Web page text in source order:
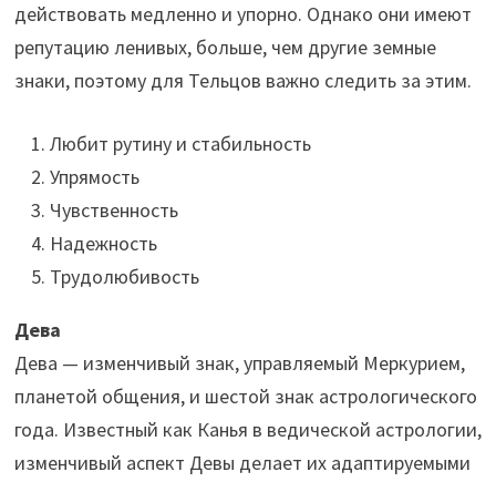
действовать медленно и упорно. Однако они имеют
репутацию ленивых, больше, чем другие земные
знаки, поэтому для Тельцов важно следить за этим.
Любит рутину и стабильность
Упрямость
Чувственность
Надежность
Трудолюбивость
Дева
Дева — изменчивый знак, управляемый Меркурием,
планетой общения, и шестой знак астрологического
года. Известный как Канья в ведической астрологии,
изменчивый аспект Девы делает их адаптируемыми